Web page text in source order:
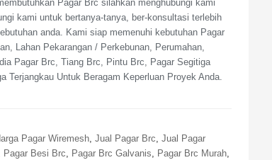
Pagar Brc silahkan menghubungi kami
kami untuk bertanya-tanya, ber-konsultasi terlebih
anda. Kami siap memenuhi kebutuhan Pagar
Lahan Pekarangan / Perkebunan, Perumahan,
Pagar Brc, Tiang Brc, Pintu Brc, Pagar Segitiga
Terjangkau Untuk Beragam Keperluan Proyek Anda.
Pagar Wiremesh, Jual Pagar Brc, Jual Pagar
Pagar Besi Brc, Pagar Brc Galvanis, Pagar Brc Murah,